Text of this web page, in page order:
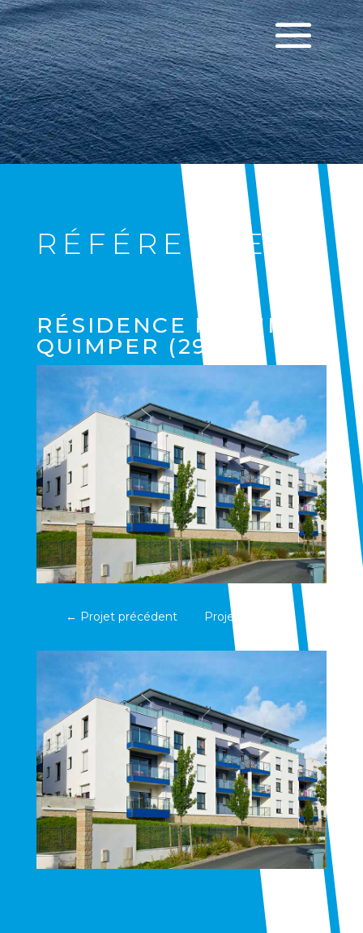
RÉFÉRENCES
RÉSIDENCE KERNISY
QUIMPER (29)
← Projet précédent Projet suivant →